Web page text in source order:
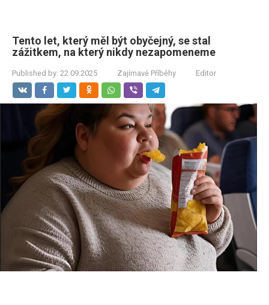
Tento let, který měl být obyčejný, se stal
zážitkem, na který nikdy nezapomeneme
Published by: 22.09.2025 Zajímavé Příběhy Editor